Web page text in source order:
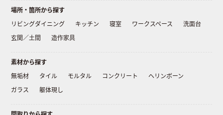
場所・箇所から探す
リビングダイニング
キッチン 寝室 ワークスペース
洗面台
玄関／土間
造作家具
素材から探す
無垢材
タイル モルタル コンクリート
ヘリンボーン
ガラス
躯体現し